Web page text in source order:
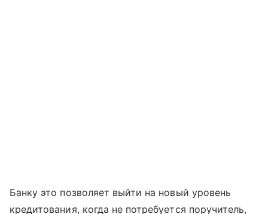
Банку это позволяет выйти на новый уровень
кредитования, когда не потребуется поручитель,